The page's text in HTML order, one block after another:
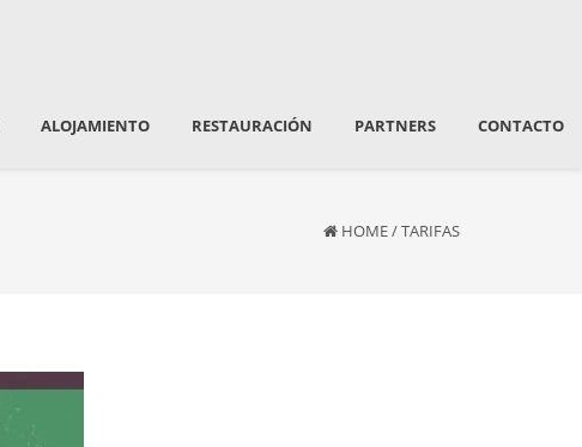
ALOJAMIENTO RESTAURACIÓN PARTNERS CONTACTO
HOME/TARIFAS